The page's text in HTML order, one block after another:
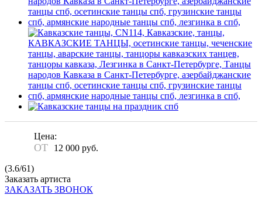
Цена:
ОТ 12 000 руб.
(3.6/61)
Заказать артиста
ЗАКАЗАТЬ ЗВОНОК